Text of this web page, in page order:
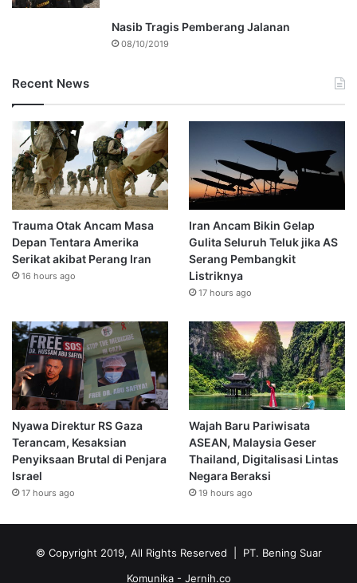
Nasib Tragis Pemberang Jalanan
08/10/2019
Recent News
Trauma Otak Ancam Masa
Depan Tentara Amerika
Serikat akibat Perang Iran
16 hours ago
Iran Ancam Bikin Gelap
Gulita Seluruh Teluk jika AS
Serang Pembangkit
Listriknya
17 hours ago
Nyawa Direktur RS Gaza
Terancam, Kesaksian
Penyiksaan Brutal di Penjara
Israel
17 hours ago
Wajah Baru Pariwisata
ASEAN, Malaysia Geser
Thailand, Digitalisasi Lintas
Negara Beraksi
19 hours ago
© Copyright 2019, All Rights Reserved | PT. Bening Suar
Komunika - Jernih.co